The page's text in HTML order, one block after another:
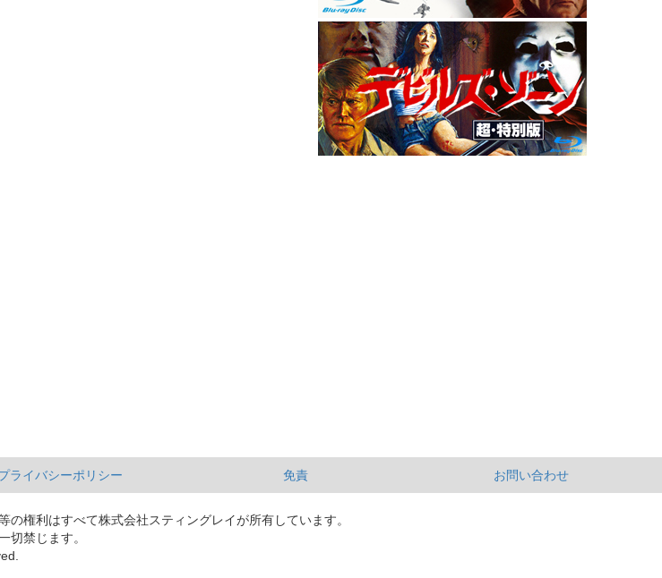
ライバシーポリシー 免責 お問い合わせ
の権利はすべて株式会社スティングレイが所有しています。
切禁じます。